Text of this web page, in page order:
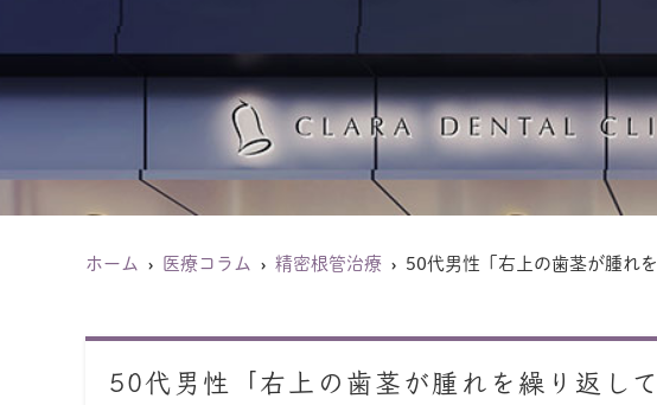
ホーム 医療コラム 精密根管治療 50代男性「右上の歯茎が腫れ
50代男性「右上の歯茎が腫れを繰り返し